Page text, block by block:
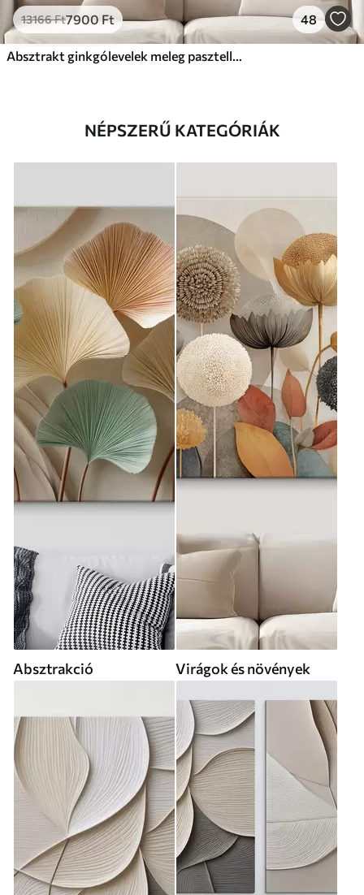
13166Ft7900Ft 48
Absztrakt ginkgólevelek meleg pasztell színekben
NÉPSZERŰ KATEGÓRIÁK
Absztrakció Virágok és növények